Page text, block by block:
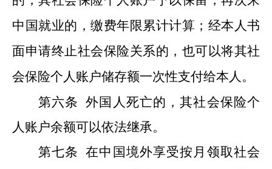
中国就业的，缴费年限累计计算；经本人书
面申请终止社会保险关系的，也可以将其社
会保险个人账户储存额一次性支付给本人。
第六条 外国人死亡的，其社会保险个
人账户余额可以依法继承。
第七条 在中国境外享受按月领取社会